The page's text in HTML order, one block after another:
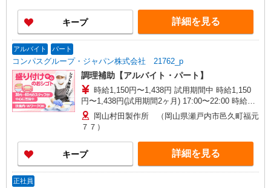
キープ 詳細を見る
アルバイト パート
コンパスグループ・ジャパン株式会社 21762_p
調理補助【アルバイト・パート】
時給1,150円〜1,438円 試用期間中 時給1,150
円〜1,438円(試用期間2ヶ月) 17:00〜22:00 時給
1,250円以上 22:00〜5:00 時給1,438円以上 残業が
発生した場合、残業代を1分単位で別途支給しま
岡山村田製作所 （岡山県瀬戸内市邑久町福元
７７）
キープ 詳細を見る
正社員